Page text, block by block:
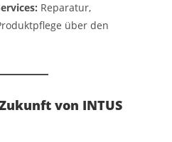
Reparatur,
über den
von INTUS